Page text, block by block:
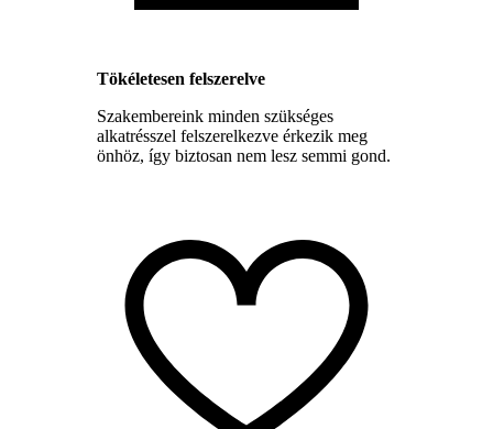
Tökéletesen felszerelve
Szakembereink minden szükséges
alkatrésszel felszerelkezve érkezik meg
önhöz, így biztosan nem lesz semmi gond.